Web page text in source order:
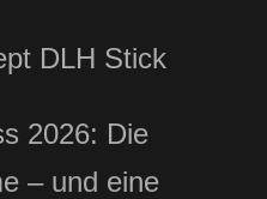
DLH Stick
2026: Die
– und eine